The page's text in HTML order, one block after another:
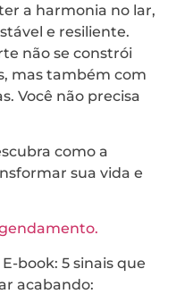
a harmonia no lar,
e resiliente.
não se constrói
mas também com
Você não precisa
como a
sua vida e
book: 5 sinais que
acabando: